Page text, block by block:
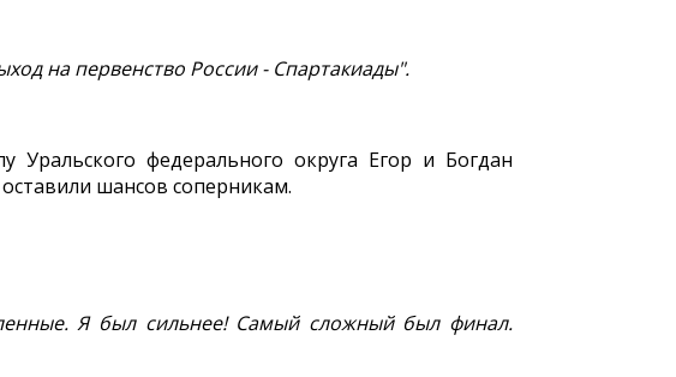
на первенство России - Спартакиады".
федерального округа Егор и Богдан
шансов соперникам.
Я был сильнее! Самый сложный был финал.